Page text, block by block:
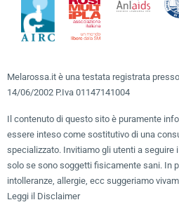
Melarossa.it è una testata registrata
14/06/2002 P.Iva 01147141004
Il contenuto di questo sito è puramente
essere inteso come sostitutivo di una
specializzato. Invitiamo gli utenti a
solo se sono soggetti fisicamente sani. In
intolleranze, allergie, ecc suggeriamo
Leggi il Disclaimer